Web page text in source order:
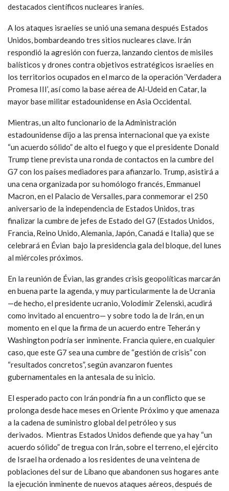
destacados científicos nucleares iraníes.
A los ataques israelíes se unió una semana después Estados
Unidos, bombardeando tres sitios nucleares clave. Irán
respondió la agresión con fuerza, lanzando cientos de misiles
balísticos y drones contra objetivos estratégicos israelíes en
los territorios ocupados en el marco de la operación ‘Verdadera
Promesa III’, así como la base aérea de Al-Udeid en Catar, la
mayor base militar estadounidense en Asia Occidental.
Mientras, un alto funcionario de la Administración
estadounidense dijo a las prensa internacional que ya existe
“un acuerdo sólido” de alto el fuego y que el presidente Donald
Trump tiene prevista una ronda de contactos en la cumbre del
G7 con los países mediadores para afianzarlo. Trump, asistirá a
una cena organizada por su homólogo francés, Emmanuel
Macron, en el Palacio de Versalles, para conmemorar el 250
aniversario de la independencia de Estados Unidos, tras
finalizar la cumbre de jefes de Estado del G7 (Estados Unidos,
Francia, Reino Unido, Alemania, Japón, Canadá e Italia) que se
celebrará en Évian bajo la presidencia gala del bloque, del lunes
al miércoles próximos.
En la reunión de Évian, las grandes crisis geopolíticas marcarán
en buena parte la agenda, y muy particularmente la de Ucrania
—de hecho, el presidente ucranio, Volodímir Zelenski, acudirá
como invitado al encuentro— y sobre todo la de Irán, en un
momento en el que la firma de un acuerdo entre Teherán y
Washington podría ser inminente. Francia quiere, en cualquier
caso, que este G7 sea una cumbre de “gestión de crisis” con
“resultados concretos”, según avanzaron fuentes
gubernamentales en la antesala de su inicio.
El esperado pacto con Irán pondría fin a un conflicto que se
prolonga desde hace meses en Oriente Próximo y que amenaza
a la cadena de suministro global del petróleo y sus
derivados. Mientras Estados Unidos defiende que ya hay “un
acuerdo sólido” de tregua con Irán, sobre el terreno, el ejército
de Israel ha ordenado a los residentes de una veintena de
poblaciones del sur de Líbano que abandonen sus hogares ante
la ejecución inminente de nuevos ataques aéreos, después de